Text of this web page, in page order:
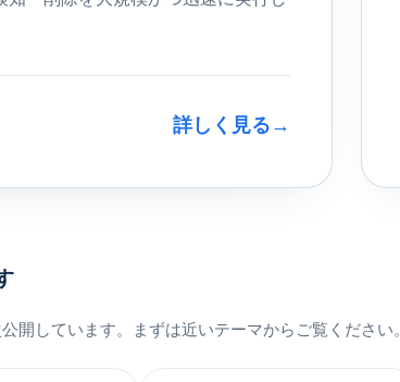
詳しく見る→
開しています。まずは近いテーマからご覧ください。